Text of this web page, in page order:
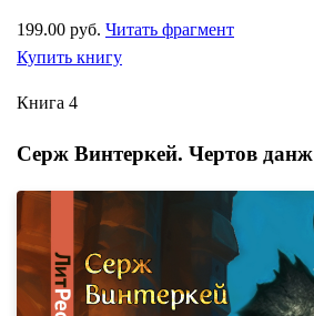
199.00 руб. Читать фрагмент
Купить книгу
Книга 4
Серж Винтеркей. Чертов данж